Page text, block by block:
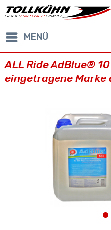
MENÜ
ALL Ride AdBlue®
eingetragene Marke